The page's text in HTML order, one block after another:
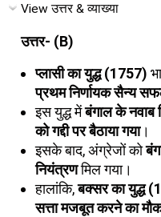
View उत्तर & व्याख्या
उत्तर- (B)
प्लासी का युद्ध (1757)
प्रथम निर्णायक सैन्य
इस युद्ध मेंबंगाल के नवाब
को गद्दी पर बैठाया गया।
इसके बाद, अंग्रेजों को
नियंत्रणमिल गया।
हालांकि,बक्सर का युद्ध
सत्ता मजबूत करने का